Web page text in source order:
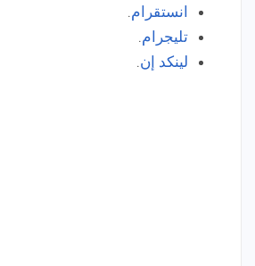
انستقرام.
تليجرام.
لينكد إن.